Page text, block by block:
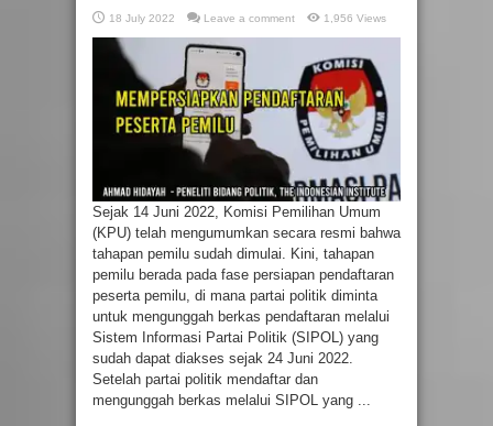
18 July 2022 Leave a comment 1,956 Views
Sejak 14 Juni 2022, Komisi Pemilihan Umum
(KPU) telah mengumumkan secara resmi bahwa
tahapan pemilu sudah dimulai. Kini, tahapan
pemilu berada pada fase persiapan pendaftaran
peserta pemilu, di mana partai politik diminta
untuk mengunggah berkas pendaftaran melalui
Sistem Informasi Partai Politik (SIPOL) yang
sudah dapat diakses sejak 24 Juni 2022.
Setelah partai politik mendaftar dan
mengunggah berkas melalui SIPOL yang ...